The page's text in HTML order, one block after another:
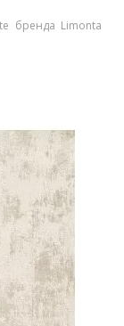
бренда Limonta